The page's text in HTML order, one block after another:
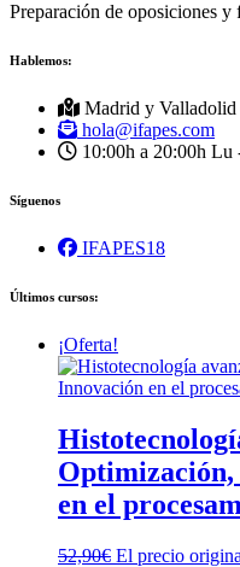
Preparación de oposiciones
Hablemos:
Madrid y Valladolid
hola@ifapes.com
10:00h a 20:00h Lu
Síguenos
IFAPES18
Últimos cursos:
¡Oferta!
en el
52,90€ El precio